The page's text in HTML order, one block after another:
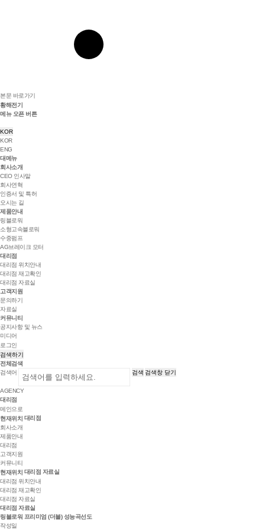
본문 바로가기
황해전기
메뉴 오픈 버튼
KOR
KOR
ENG
대메뉴
회사소개
CEO 인사말
회사연혁
인증서 및 특허
오시는 길
제품안내
링블로워
소형고속블로워
수중펌프
AG브레이크 모터
대리점
대리점 위치안내
대리점 재고확인
대리점 자료실
고객지원
문의하기
자료실
커뮤니티
공지사항 및 뉴스
미디어
로그인
검색하기
전체검색
검색어
검색 검색창 닫기
AGENCY
대리점
메인으로
현재위치 대리점
회사소개
제품안내
대리점
고객지원
커뮤니티
현재위치 대리점 자료실
대리점 위치안내
대리점 재고확인
대리점 자료실
대리점 자료실
링블로워 프리미엄 (더블) 성능곡선도
작성일